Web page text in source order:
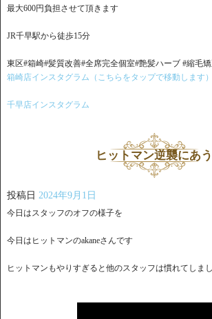
最大600円負担させて頂きます
JR千早駅から徒歩15分
東区#箱崎#髪質改善#全席完全個室#艶髪ハーブ #縮毛
箱崎店インスタグラム（こちらをタップで移動します）
千早店インスタグラム
ヒットマン逆襲にあう
投稿日 2024年9月1日
今日はスタッフのオフの様子を
今日はヒットマンのakaneさんです
ヒットマンもやりすぎると他のスタッフは慣れてしま